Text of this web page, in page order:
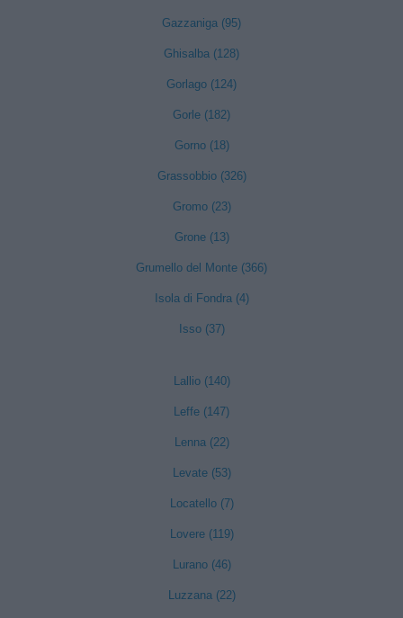
Gazzaniga (95)
Ghisalba (128)
Gorlago (124)
Gorle (182)
Gorno (18)
Grassobbio (326)
Gromo (23)
Grone (13)
Grumello del Monte (366)
Isola di Fondra (4)
Isso (37)
Lallio (140)
Leffe (147)
Lenna (22)
Levate (53)
Locatello (7)
Lovere (119)
Lurano (46)
Luzzana (22)